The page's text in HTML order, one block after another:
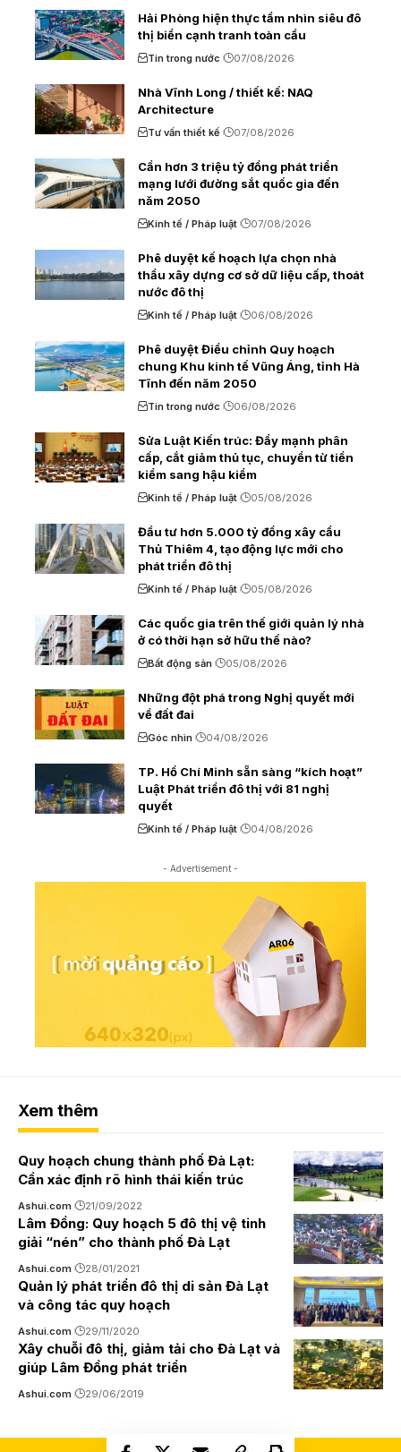
Hải Phòng hiện thực tầm nhìn siêu đô
thị biển cạnh tranh toàn cầu
Tin trong nước 07/08/2026
Nhà Vĩnh Long / thiết kế: NAQ
Architecture
Tư vấn thiết kế 07/08/2026
Cần hơn 3 triệu tỷ đồng phát triển
mạng lưới đường sắt quốc gia đến
năm 2050
Kinh tế / Pháp luật 07/08/2026
Phê duyệt kế hoạch lựa chọn nhà
thầu xây dựng cơ sở dữ liệu cấp, thoát
nước đô thị
Kinh tế / Pháp luật 06/08/2026
Phê duyệt Điều chỉnh Quy hoạch
chung Khu kinh tế Vũng Áng, tỉnh Hà
Tĩnh đến năm 2050
Tin trong nước 06/08/2026
Sửa Luật Kiến trúc: Đẩy mạnh phân
cấp, cắt giảm thủ tục, chuyển từ tiền
kiểm sang hậu kiểm
Kinh tế / Pháp luật 05/08/2026
Đầu tư hơn 5.000 tỷ đồng xây cầu
Thủ Thiêm 4, tạo động lực mới cho
phát triển đô thị
Kinh tế / Pháp luật 05/08/2026
Các quốc gia trên thế giới quản lý nhà
ở có thời hạn sở hữu thế nào?
Bất động sản 05/08/2026
Những đột phá trong Nghị quyết mới
về đất đai
Góc nhìn 04/08/2026
TP. Hồ Chí Minh sẵn sàng “kích hoạt”
Luật Phát triển đô thị với 81 nghị
quyết
Kinh tế / Pháp luật 04/08/2026
- Advertisement -
Xem thêm
Quy hoạch chung thành phố Đà Lạt:
Cần xác định rõ hình thái kiến trúc
Ashui.com 21/09/2022
Lâm Đồng: Quy hoạch 5 đô thị vệ tinh
giải “nén” cho thành phố Đà Lạt
Ashui.com 28/01/2021
Quản lý phát triển đô thị di sản Đà Lạt
và công tác quy hoạch
Ashui.com 29/11/2020
Xây chuỗi đô thị, giảm tải cho Đà Lạt và
giúp Lâm Đồng phát triển
Ashui.com 29/06/2019